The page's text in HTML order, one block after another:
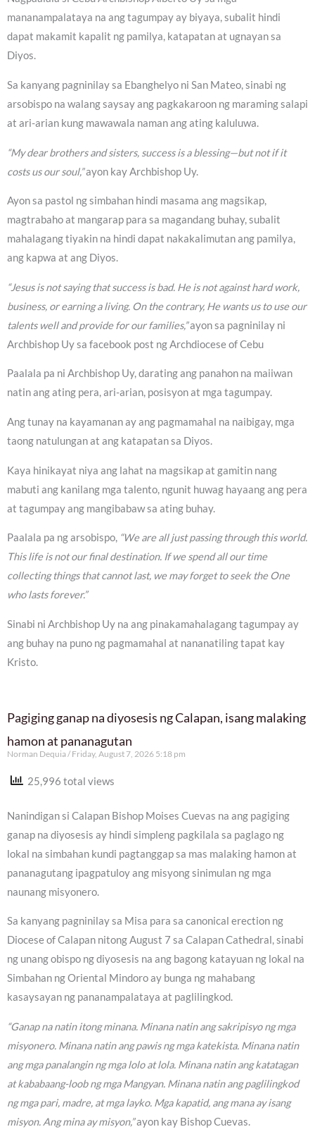
mananampalataya na ang tagumpay ay biyaya, subalit hindi
dapat makamit kapalit ng pamilya, katapatan at ugnayan sa
Diyos.
Sa kanyang pagninilay sa Ebanghelyo ni San Mateo, sinabi ng
arsobispo na walang saysay ang pagkakaroon ng maraming salapi
at ari-arian kung mawawala naman ang ating kaluluwa.
“My dear brothers and sisters, success is a blessing—but not if it
costs us our soul,”ayon kay Archbishop Uy.
Ayon sa pastol ng simbahan hindi masama ang magsikap,
magtrabaho at mangarap para sa magandang buhay, subalit
mahalagang tiyakin na hindi dapat nakakalimutan ang pamilya,
ang kapwa at ang Diyos.
“Jesus is not saying that success is bad. He is not against hard work,
business, or earning a living. On the contrary, He wants us to use our
talents well and provide for our families,”ayon sa pagninilay ni
Archbishop Uy sa facebook post ng Archdiocese of Cebu
Paalala pa ni Archbishop Uy, darating ang panahon na maiiwan
natin ang ating pera, ari-arian, posisyon at mga tagumpay.
Ang tunay na kayamanan ay ang pagmamahal na naibigay, mga
taong natulungan at ang katapatan sa Diyos.
Kaya hinikayat niya ang lahat na magsikap at gamitin nang
mabuti ang kanilang mga talento, ngunit huwag hayaang ang pera
at tagumpay ang mangibabaw sa ating buhay.
Paalala pa ng arsobispo, “We are all just passing through this world.
This life is not our final destination. If we spend all our time
collecting things that cannot last, we may forget to seek the One
who lasts forever.”
Sinabi ni Archbishop Uy na ang pinakamahalagang tagumpay ay
ang buhay na puno ng pagmamahal at nananatiling tapat kay
Kristo.
Pagiging ganap na diyosesis ng Calapan, isang malaking
hamon at pananagutan
Norman Dequia Friday, August 7, 2026 5:18 pm
25,996 total views
Nanindigan si Calapan Bishop Moises Cuevas na ang pagiging
ganap na diyosesis ay hindi simpleng pagkilala sa paglago ng
lokal na simbahan kundi pagtanggap sa mas malaking hamon at
pananagutang ipagpatuloy ang misyong sinimulan ng mga
naunang misyonero.
Sa kanyang pagninilay sa Misa para sa canonical erection ng
Diocese of Calapan nitong August 7 sa Calapan Cathedral, sinabi
ng unang obispo ng diyosesis na ang bagong katayuan ng lokal na
Simbahan ng Oriental Mindoro ay bunga ng mahabang
kasaysayan ng pananampalataya at paglilingkod.
“Ganap na natin itong minana. Minana natin ang sakripisyo ng mga
misyonero. Minana natin ang pawis ng mga katekista. Minana natin
ang mga panalangin ng mga lolo at lola. Minana natin ang katatagan
at kababaang-loob ng mga Mangyan. Minana natin ang paglilingkod
ng mga pari, madre, at mga layko. Mga kapatid, ang mana ay isang
misyon. Ang mina ay misyon,”ayon kay Bishop Cuevas.